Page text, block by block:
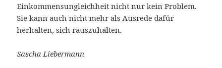
Einkommensungleichheit nicht nur kein Problem.
Sie kann auch nicht mehr als Ausrede dafür
herhalten, sich rauszuhalten.
Sascha Liebermann